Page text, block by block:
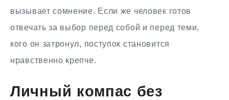
вызывает сомнение. Если же человек готов
отвечать за выбор перед собой и перед теми,
кого он затронул, поступок становится
нравственно крепче.
Личный компас без